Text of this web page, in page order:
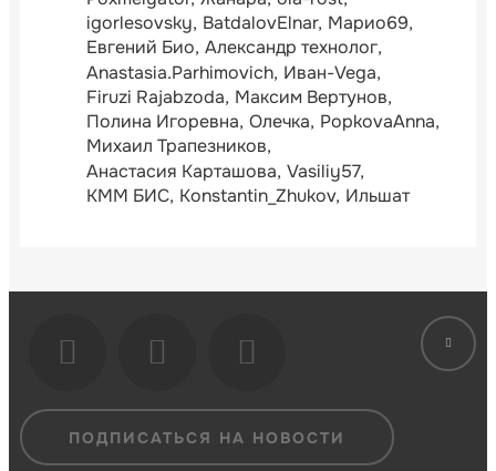
igorlesovsky BatdalovElnar Марио69
Евгений Био Александр технолог
Anastasia.Parhimovich Иван-Vega
Firuzi Rajabzoda Максим Вертунов
Полина Игоревна Олечка PopkovaAnna
Михаил Трапезников
Анастасия Карташова Vasiliy57
КММ БИС Konstantin_Zhukov Ильшат
ПОДПИСАТЬСЯ НА НОВОСТИ